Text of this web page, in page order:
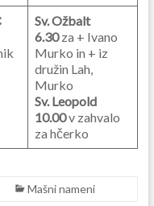
Sv. Ožbalt
6.30za + Ivano
Murko in + iz
družin Lah,
Murko
Sv. Leopold
10.00v zahvalo
za hčerko
Mašni nameni